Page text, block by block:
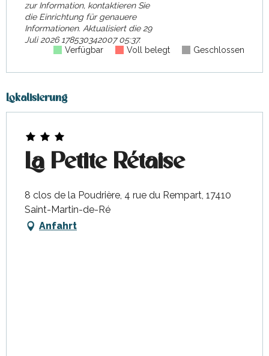
zur Information, kontaktieren Sie
die Einrichtung für genauere
Informationen. Aktualisiert die29
Juli 2026 178530342007 05:37.
Verfügbar
Voll belegt Geschlossen
Lokalisierung
La Petite Rétaise
8 clos de la Poudrière, 4 rue du Rempart, 17410
Saint-Martin-de-Ré
Anfahrt